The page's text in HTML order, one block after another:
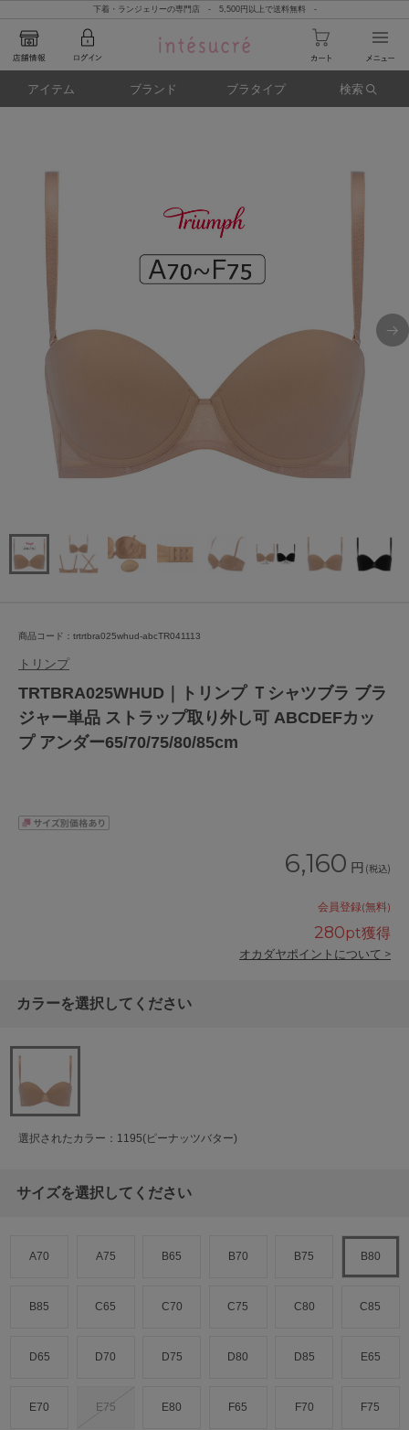
下着・ランジェリーの専門店 - 5,500円以上で送料無料 -
アイテム ブランド ブラタイプ 検索
商品コード：trtrtbra025whud-abcTR041113
トリンプ
TRTBRA025WHUD｜トリンプ Ｔシャツブラ ブラ
ジャー単品 ストラップ取り外し可 ABCDEFカッ
プ アンダー65/70/75/80/85cm
6,160 円 (税込)
会員登録(無料)
280pt獲得
オカダヤポイントについて >
カラーを選択してください
選択されたカラー：1195(ピーナッツバター)
サイズを選択してください
A70 A75 B65 B70 B75 B80
B85 C65 C70 C75 C80 C85
D65 D70 D75 D80 D85 E65
E70 E75 E80 F65 F70 F75